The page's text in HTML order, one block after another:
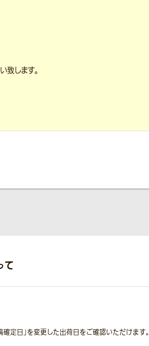
致します。
て
確定日」を変更した出荷日をご確認いただけます。